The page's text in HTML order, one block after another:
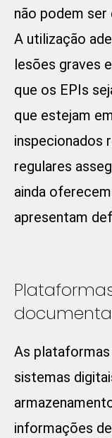
não podem
A utilização
lesões graves
que os EPIs
que estejam
inspecionados
regulares
ainda
apresentam
As
sistemas
informações